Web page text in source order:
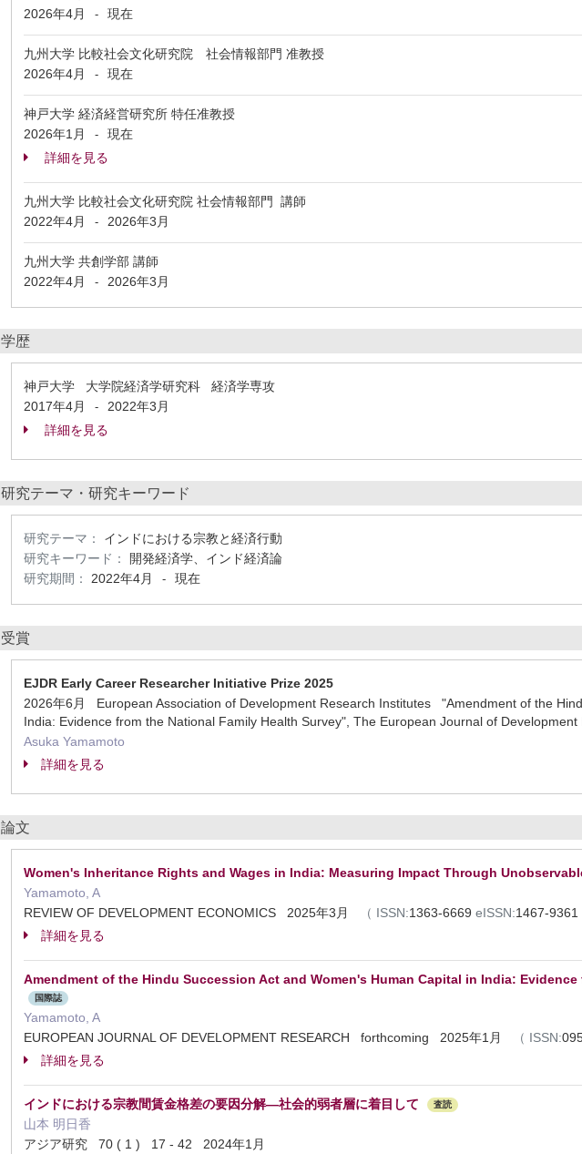
2026年4月
- 現在
九州大学 比較社会文化研究院 社会情報部門 准教授
2026年4月
- 現在
神戸大学 経済経営研究所 特任准教授
2026年1月
-
現在
詳細を見る
九州大学 比較社会文化研究院 社会情報部門 講師
2022年4月
- 2026年3月
九州大学 共創学部 講師
2022年4月
- 2026年3月
学歴
神戸大学 大学院経済学研究科 経済学専攻
2017年4月
-
2022年3月
詳細を見る
研究テーマ・研究キーワード
研究テーマ：
インドにおける宗教と経済行動
研究キーワード：
開発経済学、インド経済論
研究期間：
2022年4月 - 現在
受賞
EJDR Early Career Researcher Initiative Prize 2025
2026年6月 European Association of Development Research Institutes "Amendment of the
India: Evidence from the National Family Health Survey", The European Journal of
Asuka Yamamoto
詳細を見る
論文
Women's Inheritance Rights and Wages in India: Measuring Impact Through
Yamamoto, A
REVIEW OF DEVELOPMENT ECONOMICS 2025年3月
（ ISSN:1363-6669 eISSN:1467-9361
詳細を見る
Amendment of the Hindu Succession Act and Women's Human Capital in India:
国際誌
Yamamoto, A
EUROPEAN JOURNAL OF DEVELOPMENT RESEARCH forthcoming 2025年1月
（ ISSN:
詳細を見る
インドにおける宗教間賃金格差の要因分解―社会的弱者層に着目して 査読
山本 明日香
アジア研究 70 ( 1 ) 17 - 42 2024年1月